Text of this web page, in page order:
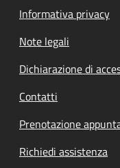
Informativa privacy
Note legali
Dichiarazione di
Contatti
Prenotazione
Richiedi assistenza